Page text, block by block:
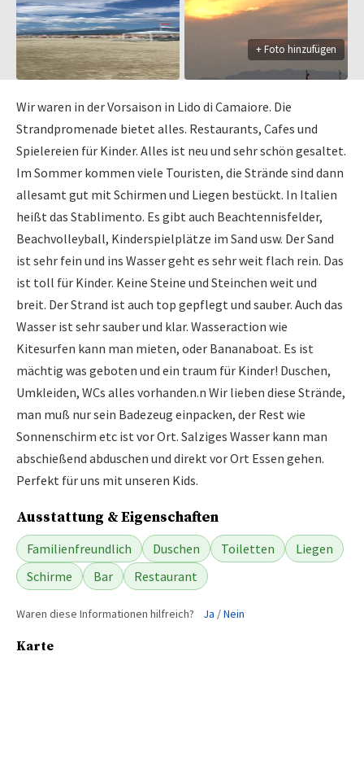
+ Foto hinzufügen
Wir waren in der Vorsaison in Lido di Camaiore. Die
Strandpromenade bietet alles. Restaurants, Cafes und
Spielereien für Kinder. Alles ist neu und sehr schön gesaltet.
Im Sommer kommen viele Touristen, die Strände sind dann
allesamt gut mit Schirmen und Liegen bestückt. In Italien
heißt das Stablimento. Es gibt auch Beachtennisfelder,
Beachvolleyball, Kinderspielplätze im Sand usw. Der Sand
ist sehr fein und ins Wasser geht es sehr weit flach rein. Das
ist toll für Kinder. Keine Steine und Steinchen weit und
breit. Der Strand ist auch top gepflegt und sauber. Auch das
Wasser ist sehr sauber und klar. Wasseraction wie
Kitesurfen kann man mieten, oder Bananaboat. Es ist
mächtig was geboten und ein traum für Kinder! Duschen,
Umkleiden, WCs alles vorhanden.n Wir lieben diese Strände,
man muß nur sein Badezeug einpacken, der Rest wie
Sonnenschirm etc ist vor Ort. Salziges Wasser kann man
abschießend abduschen und direkt vor Ort Essen gehen.
Perfekt für uns mit unseren Kids.
Ausstattung & Eigenschaften
Familienfreundlich Duschen Toiletten
Liegen
Schirme
Bar Restaurant
Waren diese Informationen hilfreich? Ja /Nein
Karte